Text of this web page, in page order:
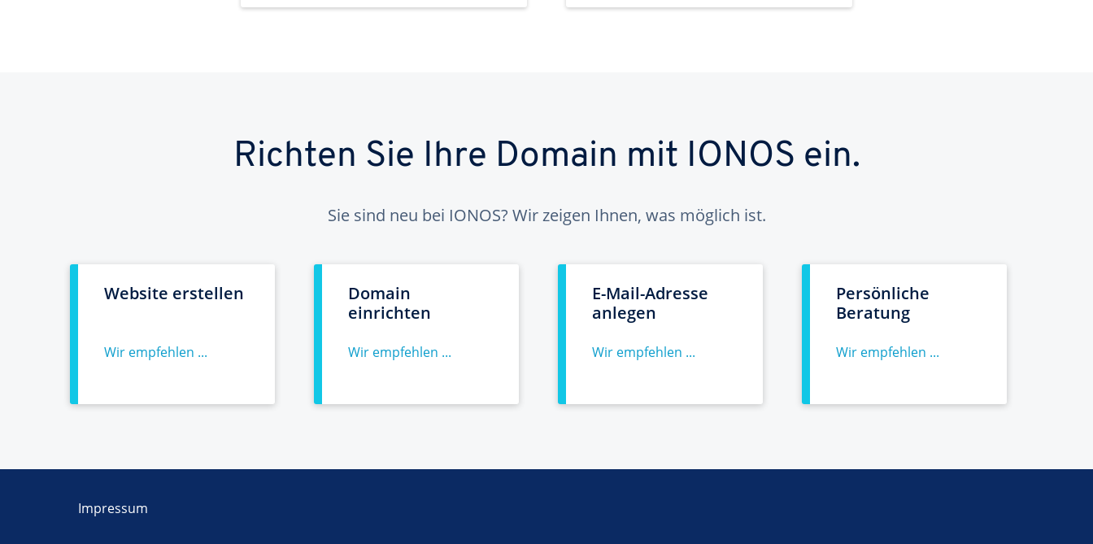
Richten Sie Ihre Domain mit IONOS ein.
Sie sind neu bei IONOS? Wir zeigen Ihnen, was möglich ist.
Website erstellen
Wir empfehlen ...
Domain
einrichten
Wir empfehlen ...
E-Mail-Adresse
anlegen
Wir empfehlen ...
Persönliche
Beratung
Wir empfehlen ...
Impressum